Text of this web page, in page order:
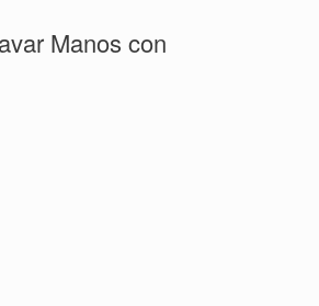
Manos con